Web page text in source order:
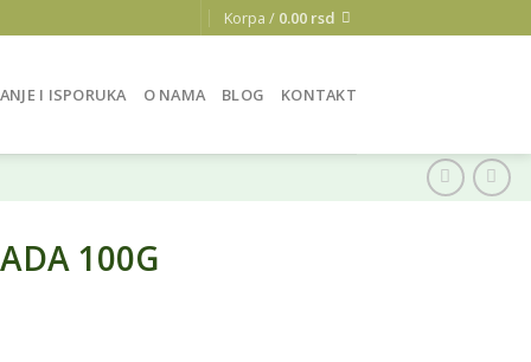
Korpa / 0.00 rsd
I ISPORUKA O NAMA BLOG KONTAKT
100G